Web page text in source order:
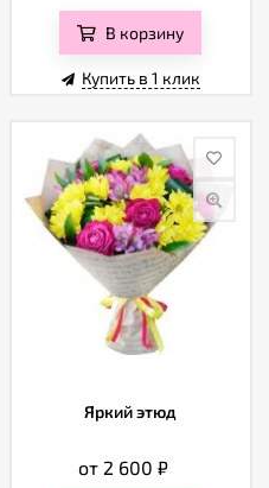
В корзину
Купить в 1 клик
Яркий этюд
от 2 600₽